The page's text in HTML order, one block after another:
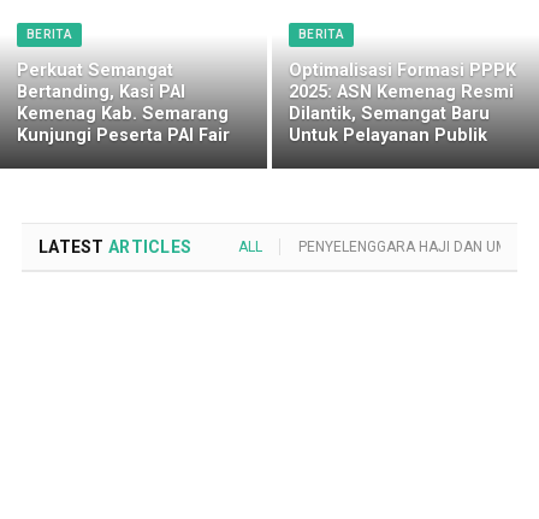
BERITA
Perkuat Semangat
Bertanding, Kasi PAI
Kemenag Kab. Semarang
Kunjungi Peserta PAI Fair
BERITA
Optimalisasi Formasi PPPK
2025: ASN Kemenag Resmi
Dilantik, Semangat Baru
Untuk Pelayanan Publik
LATEST ARTICLES ALL PENYELENGGARA HAJI DAN UMROH